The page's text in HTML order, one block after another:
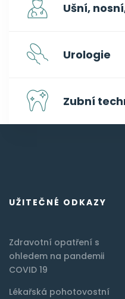
Ušní,
Urologie
Zubní
UŽITEČNÉ ODKAZY
Zdravotní opatření s
ohledem na pandemii
COVID 19
Lékařská pohotovostní